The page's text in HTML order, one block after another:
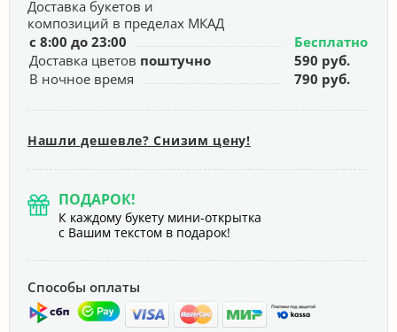
Доставка букетов и
композиций в пределах МКАД
с 8:00 до 23:00
Бесплатно
Доставка цветов поштучно
590 руб.
В ночное время
790 руб.
Нашли дешевле? Снизим цену!
ПОДАРОК!
К каждому букету мини-открытка
с Вашим текстом в подарок!
Способы оплаты